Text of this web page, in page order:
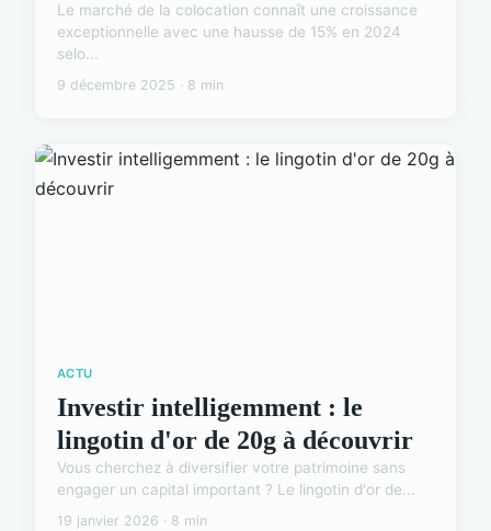
Le marché de la colocation connaît une croissance
exceptionnelle avec une hausse de 15% en 2024
selo...
9 décembre 2025 · 8 min
ACTU
Investir intelligemment : le
lingotin d'or de 20g à découvrir
Vous cherchez à diversifier votre patrimoine sans
engager un capital important ? Le lingotin d'or de...
19 janvier 2026 · 8 min